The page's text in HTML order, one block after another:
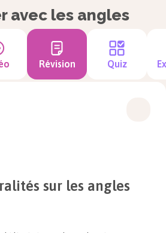
avec les angles
Révision Quiz
sur les angles